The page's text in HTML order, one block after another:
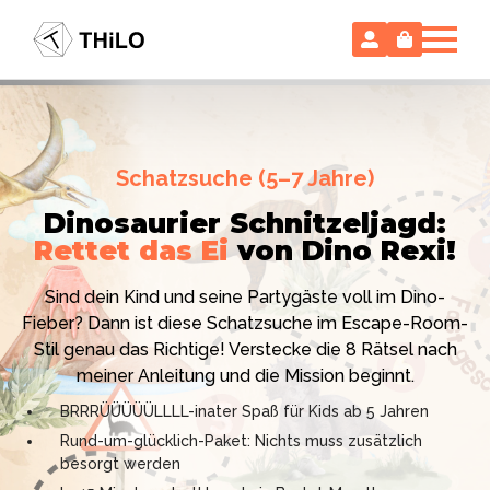
Hollywood-Action im
Kinderzimmer – ohne
Vorbereitungsstress!
Ich bin THiLO, "Dein SPIEGEL"-Bestseller-Autor und
TV-Profi (ZDF "1, 2 oder 3"). Entdecke jetzt meine
Schatzsuchen und Escape Rooms zum Sofort-
Download. Und natürlich meine Ebooks.
Schatzsuche (5–7 Jahre)
Dinosaurier Schnitzeljagd:
Rettet das Ei von Dino Rexi!
Sind dein Kind und seine Partygäste voll im Dino-
Fieber? Dann ist diese Schatzsuche im Escape-Room-
Stil genau das Richtige! Verstecke die 8 Rätsel nach
meiner Anleitung und die Mission beginnt.
BRRRÜÜÜÜÜLLLL-inater Spaß für Kids ab 5 Jahren
Rund-um-glücklich-Paket: Nichts muss zusätzlich
besorgt werden
Escape Room (ab 8 oder 12 Jahre)
Locked-up Agents: Im Labor
des Virologen
Das gab es noch nie: Verwandele dein Zuhause in ein
High-Tech Labor! Unser 24-seitiges PDF enthält alles:
Mission, Agentenausweise, Rätsel und Requisiten.
Knackt den Fall in 90 Minuten!
Kniffliger Rätselspaß für 2 bis 6 Spieler (8 - 11 oder 12–
99 Jahre)
Professionelles PDF: Agentenausweise & Schilder
inklusive